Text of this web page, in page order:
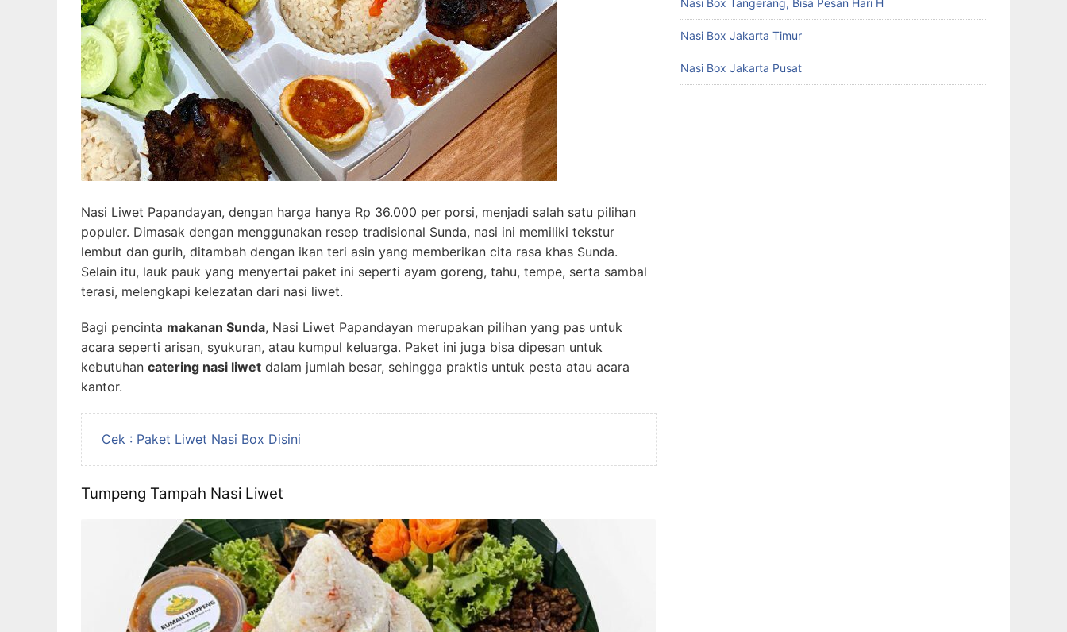
Nasi Liwet Papandayan, dengan harga hanya Rp 36.000 per porsi, menjadi salah satu pilihan
populer. Dimasak dengan menggunakan resep tradisional Sunda, nasi ini memiliki tekstur
lembut dan gurih, ditambah dengan ikan teri asin yang memberikan cita rasa khas Sunda.
Selain itu, lauk pauk yang menyertai paket ini seperti ayam goreng, tahu, tempe, serta sambal
terasi, melengkapi kelezatan dari nasi liwet.
Bagi pencinta makanan Sunda, Nasi Liwet Papandayan merupakan pilihan yang pas untuk
acara seperti arisan, syukuran, atau kumpul keluarga. Paket ini juga bisa dipesan untuk
kebutuhan catering nasi liwet dalam jumlah besar, sehingga praktis untuk pesta atau acara
kantor.
Cek : Paket Liwet Nasi Box Disini
Tumpeng Tampah Nasi Liwet
Nasi Box Jakarta Timur
Nasi Box Jakarta Pusat